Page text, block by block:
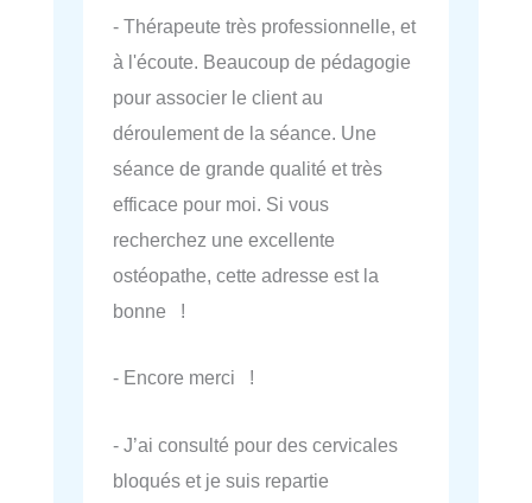
- Thérapeute très professionnelle, et
à l'écoute. Beaucoup de pédagogie
pour associer le client au
déroulement de la séance. Une
séance de grande qualité et très
efficace pour moi. Si vous
recherchez une excellente
ostéopathe, cette adresse est la
bonne !
- Encore merci !
- J’ai consulté pour des cervicales
bloqués et je suis repartie